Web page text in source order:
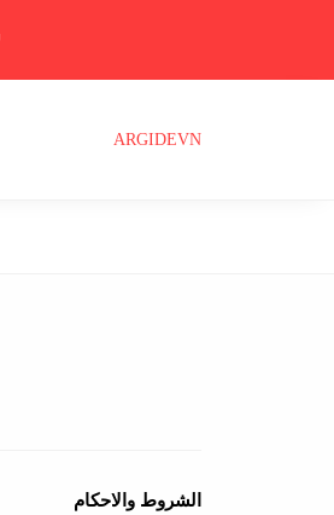
ARGIDEVN
الشروط والاحكام